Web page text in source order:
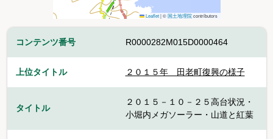
Leaflet |©国土地理院contributors
コンテンツ番号 R0000282M015D0000464
上位タイトル ２０１５年＿田老町復興の様子
タイトル
２０１５－１０－２５高台状況・
小堀内メガソーラー・山道と紅葉